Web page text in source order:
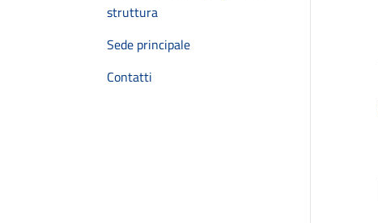
struttura
Sede principale
Contatti